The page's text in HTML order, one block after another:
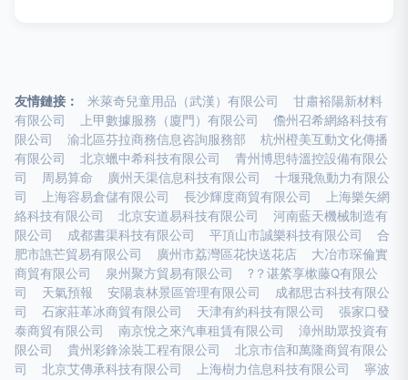
友情鏈接： 米萊奇兒童用品（武漢）有限公司
甘肅裕陽新材料
有限公司
上甲數據服務（廈門）有限公司
儋州召希網絡科技有
限公司
渝北區芬拉商務信息咨詢服務部
杭州橙美互動文化傳播
有限公司
北京蠟中希科技有限公司
青州博思特溫控設備有限公
司
周易算命 廣州天渠信息科技有限公司
十堰飛魚動力有限公
司
上海容易倉儲有限公司 長沙輝度商貿有限公司
上海樂矢網
絡科技有限公司
北京安道易科技有限公司
河南藍天機械制造有
限公司
成都書渠科技有限公司 平頂山市誠樂科技有限公司
合
肥市譙芒貿易有限公司
廣州市荔灣區花快送花店
大冶市琛倫實
商貿有限公司
泉州聚方貿易有限公司
?？谌綮享樕藤Q有限公
司
天氣預報 安陽袁林景區管理有限公司
成都思古科技有限公
司
石家莊革冰商貿有限公司 天津有約科技有限公司
張家口發
泰商貿有限公司
南京悅之來汽車租賃有限公司
漳州助眾投資有
限公司
貴州彩鋒涂裝工程有限公司
北京市信和萬隆商貿有限公
司
北京艾傳承科技有限公司 上海樹力信息科技有限公司
寧波